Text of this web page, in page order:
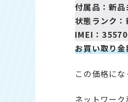
付属品：新
状態ランク
IMEI：
お買い取り
この価格に
ネットワー